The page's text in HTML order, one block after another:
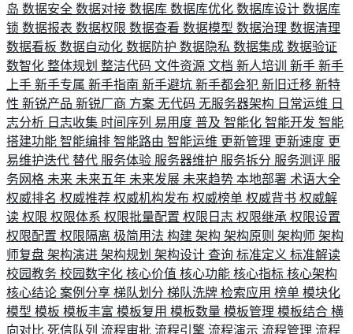
岛 数据安全 数据对接 数据库 数据库优化 数据库设计 数据库
锁 数据报表 数据权限 数据查看 数据模型 数据治理 数据清理
数据看板 数据自动化 数据防护 数据隐私 数据集成 数据验证
数智化 整体规划 整洁代码 文件资源 文档 新人培训 新手 新手
上手 新手专属 新手指南 新手避坑 新手都会犯 新旧迁移 新特
性 新锐产品 新锐厂商 方案 无代码 无服务器架构 日常运维 日
志分析 日志收集 时间序列 易用度 普及 智能化 智能开发 智能
搭建功能 智能编排 智能路由 智能运维 更新管理 更新速度 更
易维护迭代 替代 服务体验 服务器维护 服务拆分 服务测评 服
务网格 未来 未来五年 未来发展 未来趋势 本地部署 术语大全
权威排名 权威推荐 权威机构发布 权威榜单 权威背书 权威解
读 权限 权限体系 权限批量配置 权限日志 权限继承 权限设置
权限配置 权限隔离 极简用法 构建 架构 架构原则 架构师 架构
师复盘 架构演进 架构规划 架构设计 查询 标准定义 标准解读
校园教务 校园数字化 核心价值 核心功能 核心指标 核心架构
核心结论 案例分享 梯队划分 梯队洗牌 检索应用 榜单 模块化
模型 模板 模板丰富 模板复用 模板数量 模板管理 模板结合 横
向对比 死信队列 流程审批 流程引擎 流程演示 流程管理 流程